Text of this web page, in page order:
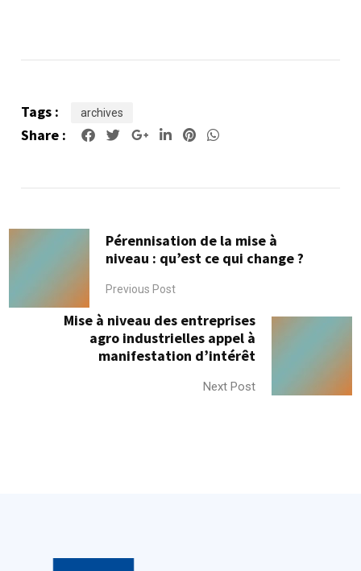
Tags : archives
Share : Google+LinkedInPinterest
Whatsapp
Pérennisation de la mise à
niveau : qu’est ce qui change ?
Previous Post
Mise à niveau des entreprises
agro industrielles appel à
manifestation d’intérêt
Next Post